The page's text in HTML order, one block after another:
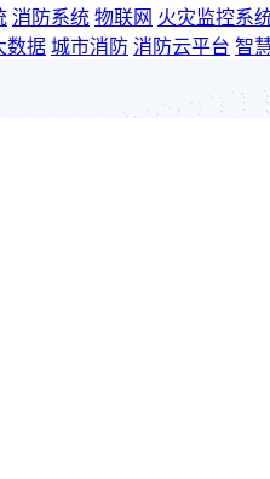
消防系统 物联网 火灾监控系
数据 城市消防 消防云平台 智